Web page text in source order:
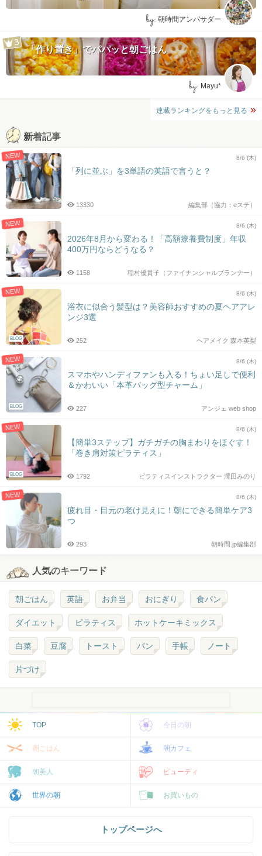
by: 朝時間アンバサダー
「作り置き」でパパッと朝ごはん
by: Mayu*
連載ランキングをもっと見る
新着記事
NEW 8/6 (木)
「列に並ぶ」を3単語の英語で言うと？
編集部（協力：eステ）
13330
NEW 8/6 (木)
2026年8月から変わる！「高額療養費制度」年収
400万円ならどうなる？
稲村優貴子（ファイナンシャルプランナー）
1158
NEW
BLOG
8/6 (木)
浴衣に似合う髪型は？美容師おすすめの夏ヘアアレ
ンジ3選
ヘアメイク 森本英梨
252
NEW
BLOG
8/6 (木)
スマホやハンディファンも入る！ちょい足しで便利
＆かわいい「本革バッグ型チャーム」
アンジェ web shop
227
NEW
BLOG
8/6 (木)
【簡単3ステップ】ガチガチの胸まわりをほぐす！
「巻き肩対策ピラティス」
ピラティスインストラクター 澤田みのり
1792
NEW 8/6 (木)
疲れ目・目元の老け見えに！朝にできる簡単ケア3
つ
朝時間.jp編集部
293
人気のキーワード
朝ごはん 英語 お弁当 おにぎり 食パン
ダイエット ピラティス ホットケーキミックス
白菜 豆腐 トースト パン 手帳 ノート
片づけ
TOP 今日の朝
朝ごはん 朝カフェ
朝美人 ビューティ
世界の朝 お買いもの
トップページへ